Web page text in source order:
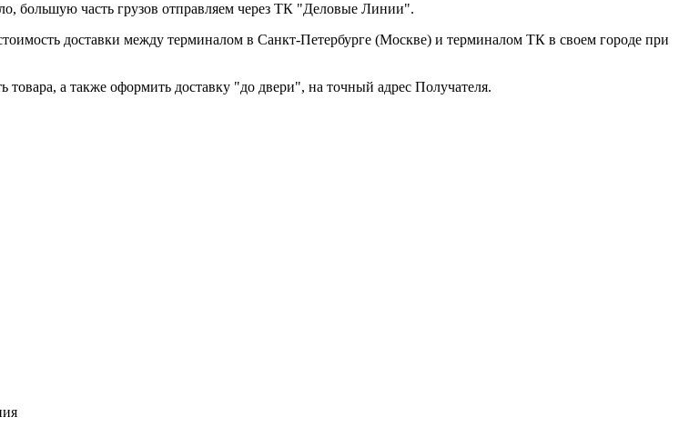
большую часть грузов отправляем через ТК "Деловые Линии".
доставки между терминалом в Санкт-Петербурге (Москве) и терминалом ТК в своем городе при
а также оформить доставку "до двери", на точный адрес Получателя.